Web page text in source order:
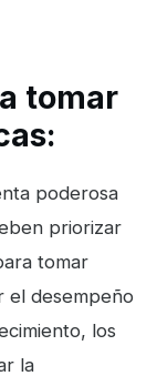
tomar
poderosa
priorizar
tomar
el desempeño
los
la